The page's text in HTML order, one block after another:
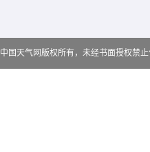
中国天气网版权所有，未经书面授权